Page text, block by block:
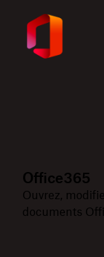
Office365
Ouvrez,
documents